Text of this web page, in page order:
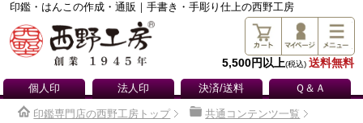
印鑑・はんこの作成・通販｜手書き・手彫り仕上の西野工房
5,500円以上(税込) 送料無料
個人印 法人印 決済/送料 Ｑ＆Ａ
印鑑専門店の西野工房トップ
共通コンテンツ一覧